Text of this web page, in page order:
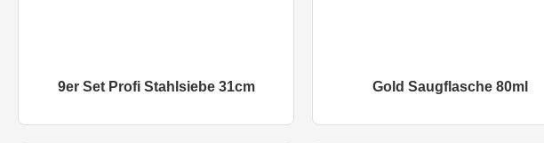
9er Set Profi Stahlsiebe 31cm Gold Saugflasche 80ml